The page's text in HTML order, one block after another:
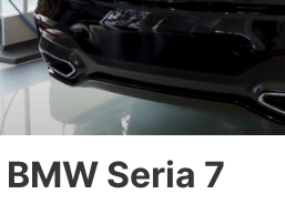
Seria 7